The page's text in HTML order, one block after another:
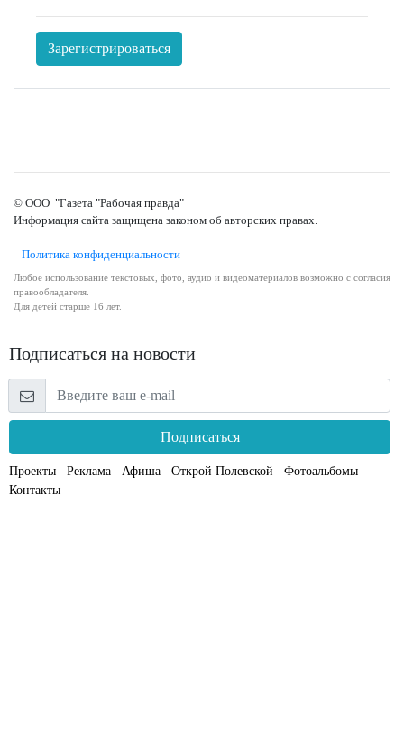
Зарегистрироваться
© ООО "Газета "Рабочая правда"
Информация сайта защищена законом об авторских правах.
Политика конфиденциальности
Любое использование текстовых, фото, аудио и видеоматериалов возможно с согласия
правообладателя.
Для детей старше 16 лет.
Подписаться на новости
Подписаться
Проекты Реклама Афиша Открой Полевской
Фотоальбомы
Контакты